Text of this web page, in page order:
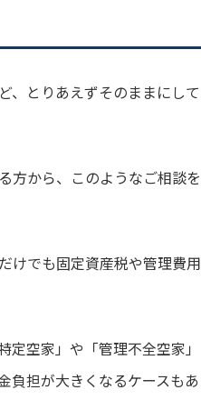
、とりあえずそのままにして
方から、このようなご相談を
けでも固定資産税や管理費用
定空家」や「管理不全空家」
負担が大きくなるケースもあ